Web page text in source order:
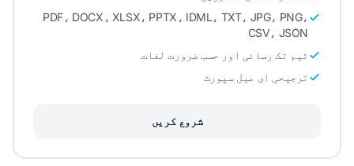
PDF، DOCX، XLSX، PPTX، IDML، TXT، JPG، PNG،
CSV، JSON
ٹیم تک رسائی اور حسب ضرورت لغات
ترجیحی ای میل سپورٹ
شروع کریں